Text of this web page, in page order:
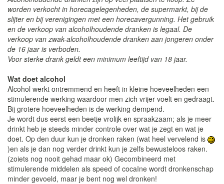
worden verkocht in horecagelegenheden, de supermarkt, bij de
slijter en bij verenigingen met een horecavergunning. Het gebruik
en de verkoop van alcoholhoudende dranken is legaal. De
verkoop van zwak-alcoholhoudende dranken aan jongeren onder
de 16 jaar is verboden.
Voor sterke drank geldt een minimum leeftijd van 18 jaar.
Wat doet alcohol
Alcohol werkt ontremmend en heeft in kleine hoeveelheden een
stimulerende werking waardoor men zich vrijer voelt en gedraagt.
Bij grotere hoeveelheden is de werking dempend.
Je wordt dus eerst een beetje vrolijk en spraakzaam; als je meer
drinkt heb je steeds minder controle over wat je zegt en wat je
doet. Op den duur kun je dronken raken (wat heel vervelend is
)en als je dan nog verder drinkt kun je zelfs bewusteloos raken.
(zoiets nog nooit gehad maar ok) Gecombineerd met
stimulerende middelen als speed of cocaïne wordt dronkenschap
minder gevoeld, maar je bent nog wel dronken!